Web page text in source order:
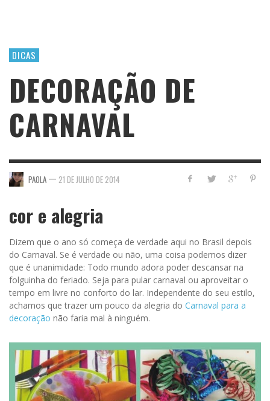
DICAS
DECORAÇÃO DE
CARNAVAL
PAOLA — 21 DE JULHO DE 2014
cor e alegria
Dizem que o ano só começa de verdade aqui no Brasil depois
do Carnaval. Se é verdade ou não, uma coisa podemos dizer
que é unanimidade: Todo mundo adora poder descansar na
folguinha do feriado. Seja para pular carnaval ou aproveitar o
tempo em livre no conforto do lar. Independente do seu estilo,
achamos que trazer um pouco da alegria do Carnaval para a
decoração não faria mal à ninguém.